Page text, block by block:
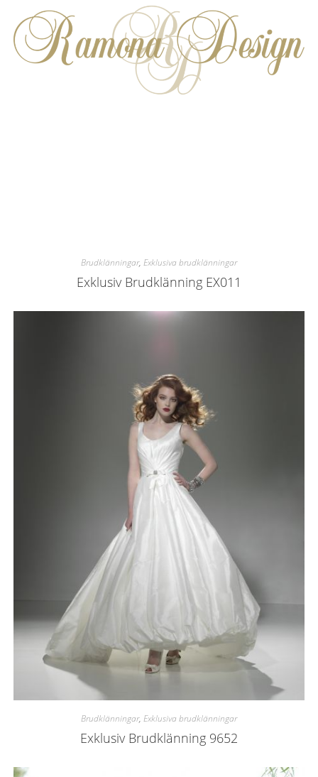
Brudklänningar, Exklusiva brudklänningar
Exklusiv Brudklänning EX011
Brudklänningar, Exklusiva brudklänningar
Exklusiv Brudklänning 9652